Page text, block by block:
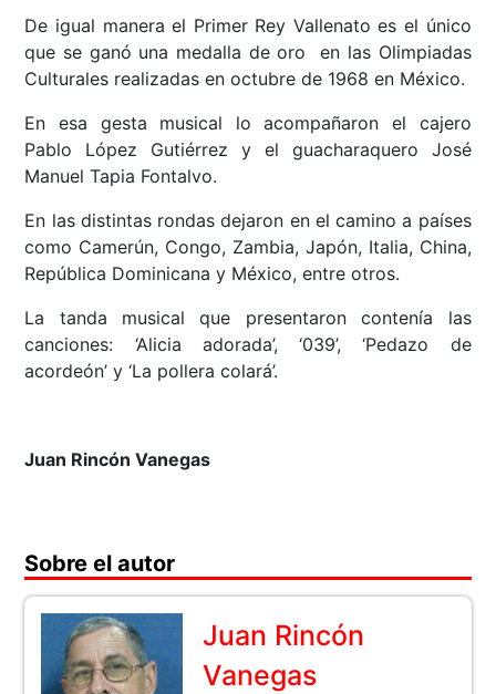
De igual manera el Primer Rey Vallenato es el único
que se ganó una medalla de oro en las Olimpiadas
Culturales realizadas en octubre de 1968 en México.
En esa gesta musical lo acompañaron el cajero
Pablo López Gutiérrez y el guacharaquero José
Manuel Tapia Fontalvo.
En las distintas rondas dejaron en el camino a países
como Camerún, Congo, Zambia, Japón, Italia, China,
República Dominicana y México, entre otros.
La tanda musical que presentaron contenía las
canciones: ‘Alicia adorada’, ‘039’, ‘Pedazo de
acordeón’ y ‘La pollera colará’.
Juan Rincón Vanegas
Sobre el autor
Juan Rincón
Vanegas